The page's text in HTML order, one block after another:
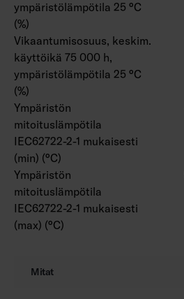
ympäristölämpötila 25 °C
(%)
Vikaantumisosuus, keskim.
käyttöikä 75 000 h,
ympäristölämpötila 25 °C
(%)
Ympäristön
mitoituslämpötila
IEC62722-2-1 mukaisesti
(min) (°C)
Ympäristön
mitoituslämpötila
IEC62722-2-1 mukaisesti
(max) (°C)
Mitat